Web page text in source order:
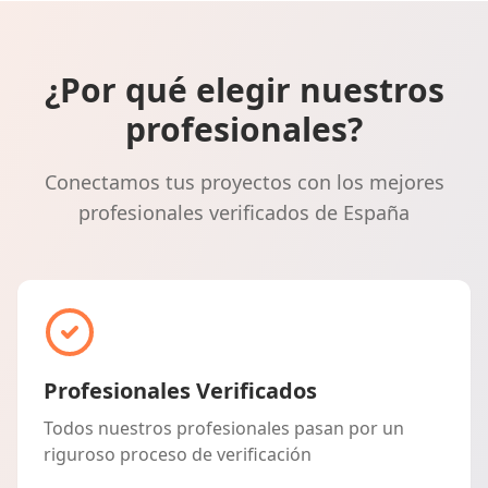
¿Por qué elegir nuestros
profesionales?
Conectamos tus proyectos con los mejores
profesionales verificados de España
Profesionales Verificados
Todos nuestros profesionales pasan por un
riguroso proceso de verificación